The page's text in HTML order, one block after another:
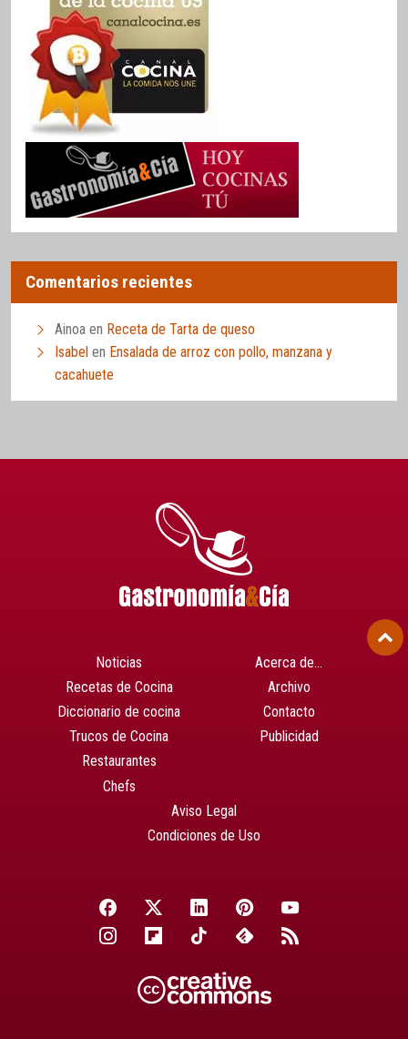
Comentarios recientes
Ainoa en Receta de Tarta de queso
Isabel en Ensalada de arroz con pollo, manzana y
cacahuete
Noticias
Recetas de Cocina
Diccionario de cocina
Trucos de Cocina
Restaurantes
Chefs
Acerca de…
Archivo
Contacto
Publicidad
Aviso Legal
Condiciones de Uso